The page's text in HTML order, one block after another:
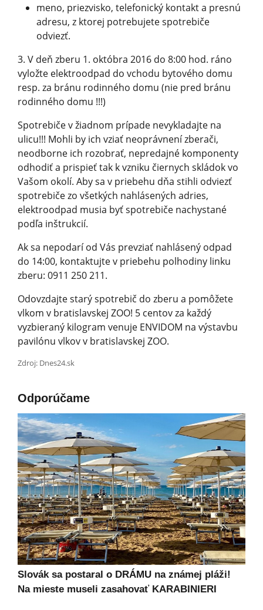
meno, priezvisko, telefonický kontakt a presnú
adresu, z ktorej potrebujete spotrebiče
odviezť.
3. V deň zberu 1. októbra 2016 do 8:00 hod. ráno
vyložte elektroodpad do vchodu bytového domu
resp. za bránu rodinného domu (nie pred bránu
rodinného domu !!!)
Spotrebiče v žiadnom prípade nevykladajte na
ulicu!!! Mohli by ich vziať neoprávnení zberači,
neodborne ich rozobrať, nepredajné komponenty
odhodiť a prispieť tak k vzniku čiernych skládok vo
Vašom okolí. Aby sa v priebehu dňa stihli odviezť
spotrebiče zo všetkých nahlásených adries,
elektroodpad musia byť spotrebiče nachystané
podľa inštrukcií.
Ak sa nepodarí od Vás prevziať nahlásený odpad
do 14:00, kontaktujte v priebehu polhodiny linku
zberu: 0911 250 211.
Odovzdajte starý spotrebič do zberu a pomôžete
vlkom v bratislavskej ZOO! 5 centov za každý
vyzbieraný kilogram venuje ENVIDOM na výstavbu
pavilónu vlkov v bratislavskej ZO­O.
Zdroj: Dnes24.sk
Odporúčame
Slovák sa postaral o DRÁMU na známej pláži!
Na mieste museli zasahovať KARABINIERI